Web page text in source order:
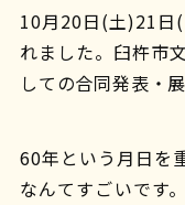
10月20日(土)21日
れました。臼杵市
しての合同発表・展
60年という月日を
なんてすごいです